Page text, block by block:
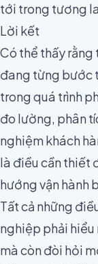
tới trong tương
Lời kết
Có thể thấy
đang từng bước
trong quá trình
đo lường, phân
nghiệm khách
là điều cần thiết
hướng vận hành
Tất cả những
nghiệp phải hiểu
mà còn đòi hỏi